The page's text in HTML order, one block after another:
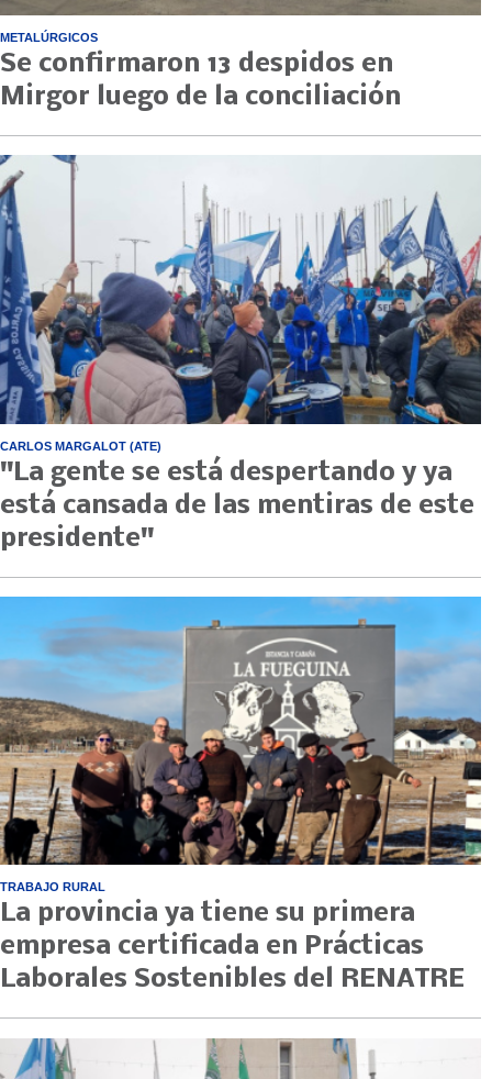
METALÚRGICOS
Se confirmaron 13 despidos en
Mirgor luego de la conciliación
CARLOS MARGALOT (ATE)
"La gente se está despertando y ya
está cansada de las mentiras de este
presidente"
TRABAJO RURAL
La provincia ya tiene su primera
empresa certificada en Prácticas
Laborales Sostenibles del RENATRE